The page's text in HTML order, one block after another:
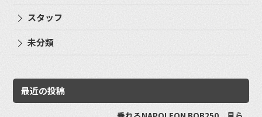
スタッフ
未分類
最近の投稿